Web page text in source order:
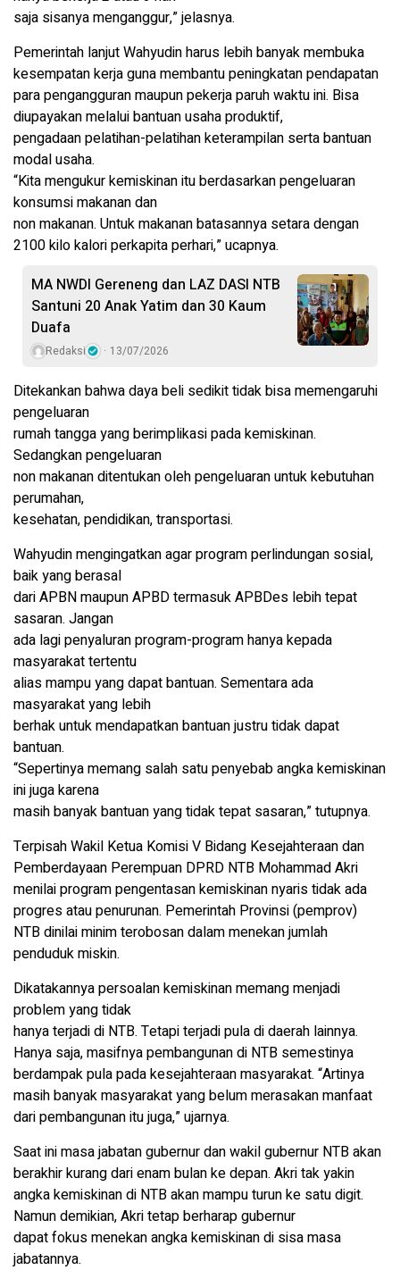
saja sisanya menganggur,” jelasnya.
Pemerintah lanjut Wahyudin harus lebih banyak membuka
kesempatan kerja guna membantu peningkatan pendapatan
para pengangguran maupun pekerja paruh waktu ini. Bisa
diupayakan melalui bantuan usaha produktif,
pengadaan pelatihan-pelatihan keterampilan serta bantuan
modal usaha.
“Kita mengukur kemiskinan itu berdasarkan pengeluaran
konsumsi makanan dan
non makanan. Untuk makanan batasannya setara dengan
2100 kilo kalori perkapita perhari,” ucapnya.
MA NWDI Gereneng dan LAZ DASI NTB
Santuni 20 Anak Yatim dan 30 Kaum
Duafa
Redaksi 13/07/2026
Ditekankan bahwa daya beli sedikit tidak bisa memengaruhi
pengeluaran
rumah tangga yang berimplikasi pada kemiskinan.
Sedangkan pengeluaran
non makanan ditentukan oleh pengeluaran untuk kebutuhan
perumahan,
kesehatan, pendidikan, transportasi.
Wahyudin mengingatkan agar program perlindungan sosial,
baik yang berasal
dari APBN maupun APBD termasuk APBDes lebih tepat
sasaran. Jangan
ada lagi penyaluran program-program hanya kepada
masyarakat tertentu
alias mampu yang dapat bantuan. Sementara ada
masyarakat yang lebih
berhak untuk mendapatkan bantuan justru tidak dapat
bantuan.
“Sepertinya memang salah satu penyebab angka kemiskinan
ini juga karena
masih banyak bantuan yang tidak tepat sasaran,” tutupnya.
Terpisah Wakil Ketua Komisi V Bidang Kesejahteraan dan
Pemberdayaan Perempuan DPRD NTB Mohammad Akri
menilai program pengentasan kemiskinan nyaris tidak ada
progres atau penurunan. Pemerintah Provinsi (pemprov)
NTB dinilai minim terobosan dalam menekan jumlah
penduduk miskin.
Dikatakannya persoalan kemiskinan memang menjadi
problem yang tidak
hanya terjadi di NTB. Tetapi terjadi pula di daerah lainnya.
Hanya saja, masifnya pembangunan di NTB semestinya
berdampak pula pada kesejahteraan masyarakat. “Artinya
masih banyak masyarakat yang belum merasakan manfaat
dari pembangunan itu juga,” ujarnya.
Saat ini masa jabatan gubernur dan wakil gubernur NTB akan
berakhir kurang dari enam bulan ke depan. Akri tak yakin
angka kemiskinan di NTB akan mampu turun ke satu digit.
Namun demikian, Akri tetap berharap gubernur
dapat fokus menekan angka kemiskinan di sisa masa
jabatannya.